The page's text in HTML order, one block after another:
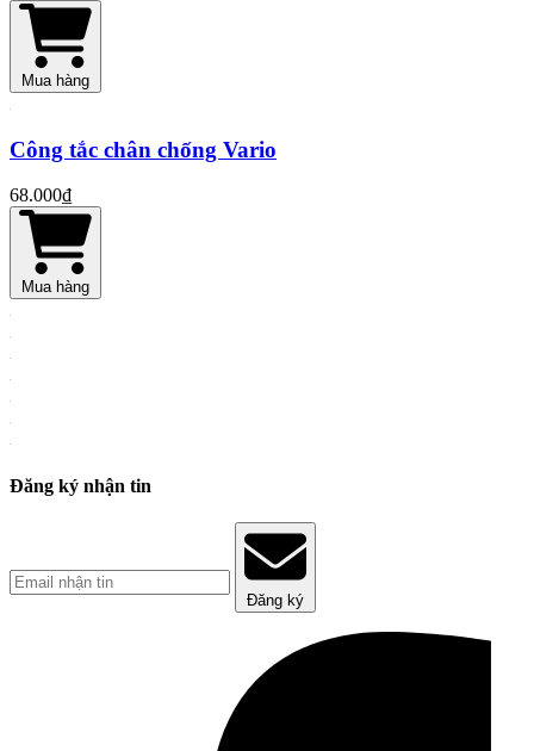
Mua hàng
Công tắc chân chống Vario
68.000₫
Mua hàng
Đăng ký nhận tin
Đăng ký